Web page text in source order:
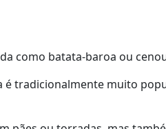
como batata-baroa ou
é tradicionalmente muito